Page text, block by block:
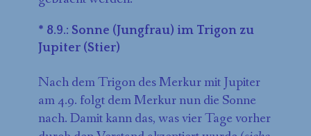
* 8.9.: Sonne (Jungfrau) im Trigon zu
Jupiter (Stier)
Nach dem Trigon des Merkur mit Jupiter
am 4.9. folgt dem Merkur nun die Sonne
nach. Damit kann das, was vier Tage vorher